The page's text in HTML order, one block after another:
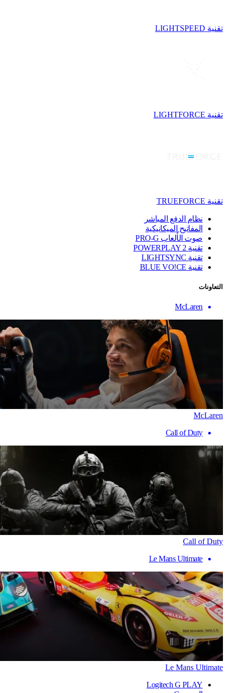
تقنية LIGHTSPEED
تقنية LIGHTFORCE
تقنية TRUEFORCE
نظام الدفع المباشر
المفاتيح الميكانيكية
صوت الألعاب PRO-G
تقنية ‏POWERPLAY 2
تقنية LIGHTSYNC
تقنية BLUE VO!CE
التعاونات
McLaren
McLaren
Call of Duty
Call of Duty
Le Mans Ultimate
Le Mans Ultimate
Logitech G PLAY